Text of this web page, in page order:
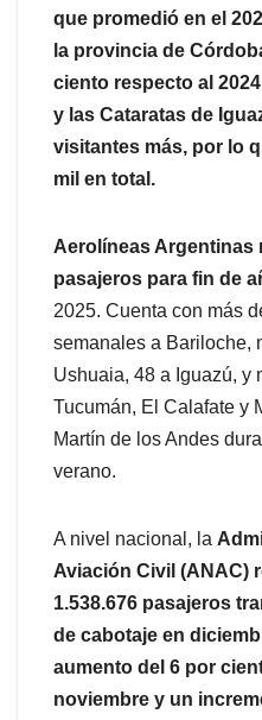
que promedió en el
la provincia de
ciento respecto al
y las Cataratas de
visitantes más, por lo
mil en total.
Aerolíneas Argentinas
pasajeros para fin de
2025. Cuenta con más
semanales a Bariloche,
Ushuaia, 48 a Iguazú, y
Tucumán, El Calafate y
Martín de los Andes
verano.
A nivel nacional, la
Aviación Civil (ANAC)
1.538.676 pasajeros
de cabotaje en
aumento del 6 por
noviembre y un